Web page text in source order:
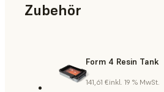
Zubehör
Form 4 Resin Tank
141,61 €inkl. 19 % MwSt.